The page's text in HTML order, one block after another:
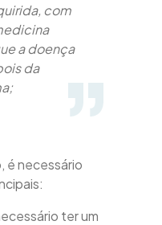
com
a doença
da
é necessário
ter um